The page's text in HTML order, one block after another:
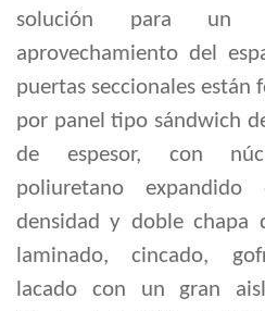
solución para un
aprovechamiento del
puertas seccionales están
por panel tipo sándwich
de espesor, con
poliuretano
densidad y doble chapa
laminado, cincado,
lacado con un gran